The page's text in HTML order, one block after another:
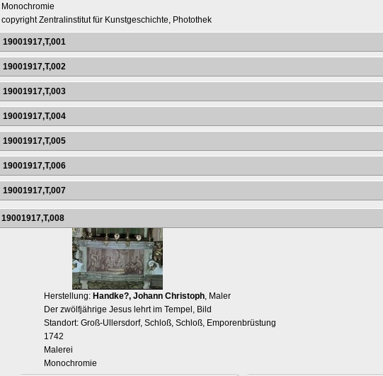
Monochromie
copyright Zentralinstitut für Kunstgeschichte, Photothek
19001917,T,001
19001917,T,002
19001917,T,003
19001917,T,004
19001917,T,005
19001917,T,006
19001917,T,007
19001917,T,008
Herstellung: Handke?, Johann Christoph, Maler
Der zwölfjährige Jesus lehrt im Tempel, Bild
Standort: Groß-Ullersdorf, Schloß, Schloß, Emporenbrüstung
1742
Malerei
Monochromie